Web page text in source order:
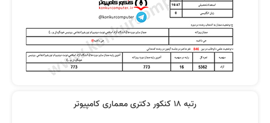
رتبه 18 کنکور دکتری معماری کامپیوتر